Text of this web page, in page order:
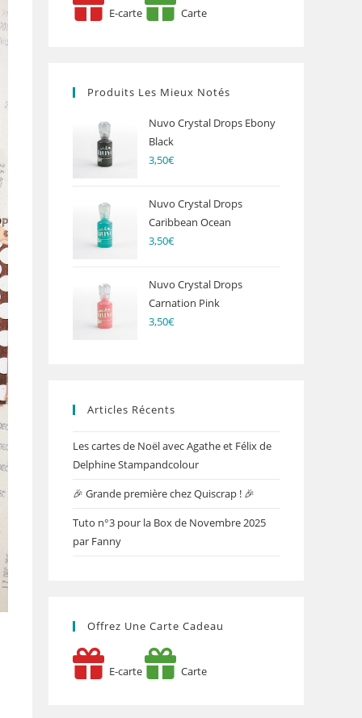
E-carte Carte
Produits Les Mieux Notés
Nuvo Crystal Drops Ebony
Black
3,50€
Nuvo Crystal Drops
Caribbean Ocean
3,50€
Nuvo Crystal Drops
Carnation Pink
3,50€
Articles Récents
Les cartes de Noël avec Agathe et Félix de
Delphine Stampandcolour
🎉 Grande première chez Quiscrap ! 🎉
Tuto n°3 pour la Box de Novembre 2025
par Fanny
Offrez Une Carte Cadeau
E-carte Carte